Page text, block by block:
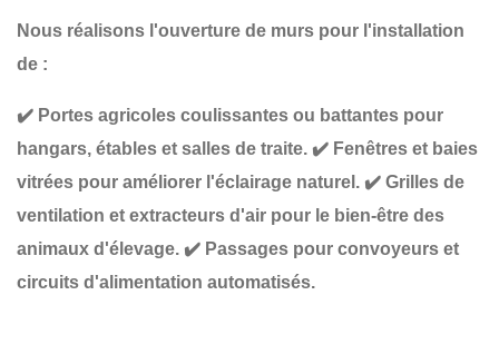
Nous réalisons l'ouverture de murs pour l'installation
de :
✔️ Portes agricoles coulissantes ou battantes pour
hangars, étables et salles de traite. ✔️ Fenêtres et baies
vitrées pour améliorer l'éclairage naturel. ✔️ Grilles de
ventilation et extracteurs d'air pour le bien-être des
animaux d'élevage. ✔️ Passages pour convoyeurs et
circuits d'alimentation automatisés.